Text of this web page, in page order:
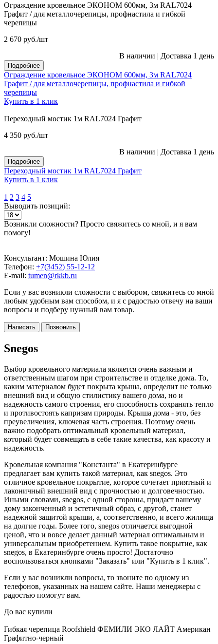
Ограждение кровельное ЭКОНОМ 600мм, 3м RAL7024
Графит / для металлочерепицы, профнастила и гибкой
черепицы
2 670 руб./шт
В наличии | Доставка 1 день
Подробнее
Ограждение кровельное ЭКОНОМ 600мм, 3м RAL7024
Графит / для металлочерепицы, профнастила и гибкой
черепицы
Купить в 1 клик
Переходный мостик 1м RAL7024 Графит
4 350 руб./шт
В наличии | Доставка 1 день
Подробнее
Переходный мостик 1м RAL7024 Графит
Купить в 1 клик
1 2 3 4 5
Выводить позиций:
Возникли сложности? Просто свяжитесь со мной, и я вам
помогу!
Консультант: Мошина Юлия
Телефон: +7(3452) 55-12-12
E-mail: tumen@rkkb.ru
Если у вас возникли сложности с выбором, свяжитесь со мной
любым удобным вам способом, и я с радостью отвечу на ваши
вопросы и подберу нужный вам товар.
Написать Позвонить
Snegos
Выбор кровельного материала является очень важным и
ответственным шагом при строительстве и отделке дома. То,
каким материалом будет покрыта крыша, определит не только
внешний вид и общую стилистику вашего дома, но и
надежность самого строения, его способность сохранять тепло
и противостоять капризам природы. Крыша дома - это, без
преувеличения, ключевая часть строения. Поэтому очень
важно подобрать оптимальный кровельный материал,
который будет совмещать в себе такие качества, как красоту и
надежность.
Кровельная компания "Константа" в Екатеринбурге
предлагает вам купить такой материал, как snegos. Это
отличное кровельное покрытие, которое сочетает приятный и
лаконичный внешний вид с прочностью и долговечностью.
Иными словами, snegos, с одной стороны, придаст вашему
дому законченный и эстетичный образ, с другой, станет
надежной защитой крыши, а, соответственно, и всего жилища
на долгие годы. Более того, snegos отличается выгодной
ценой, что и вовсе делает данный материал оптимальным и
универсальным приобретением. Купить такое покрытие, как
snegos, в Екатеринбурге очень просто! Достаточно
воспользоваться кнопками "Заказать" или "Купить в 1 клик".
Если у вас возникли вопросы, то звоните по одному из
телефонов, указанных на нашем сайте. Наши менеджеры с
радостью помогут вам.
До вас купили
Гибкая черепица Roofshield ФЕМИЛИ ЭКО ЛАЙТ Американ
Графитно-черный